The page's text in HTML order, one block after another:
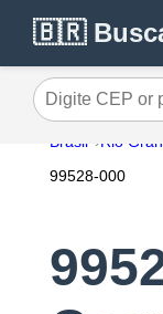
🇧🇷
Digite CEP or
Brasil Rio
99528-000